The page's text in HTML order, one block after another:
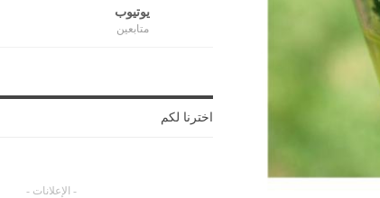
يوتيوب
متابعين
اخترنا لكم
- الإعلانات -